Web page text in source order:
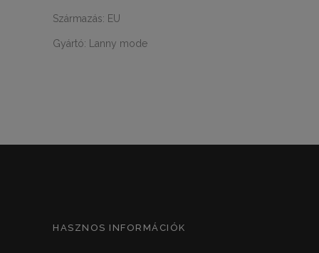
Származás: EU
Gyártó: Lanny mode
HASZNOS INFORMÁCIÓK